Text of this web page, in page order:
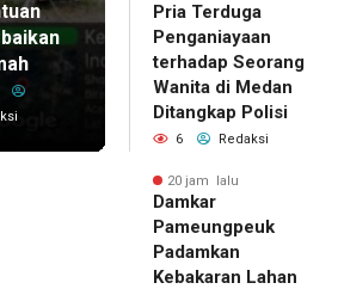
Pria Terduga
Penganiayaan
terhadap Seorang
Wanita di Medan
Ditangkap Polisi
6 Redaksi
20 jam lalu
Damkar
Pameungpeuk
Padamkan
Kebakaran Lahan